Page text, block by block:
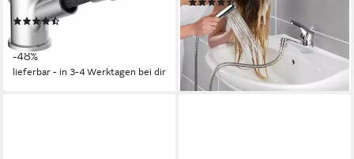
Chrom
(44)
57,23 €
-48%
lieferbar - in 3-4 Werktagen bei dir
(67)
59,99 € 69,99 €
-14%
lieferbar - in 5-6 Werktagen bei dir